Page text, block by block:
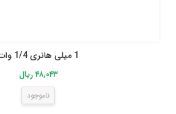
1 میلی هانری 1/4 وات
۴۸,۰۴۳ ریال
ناموجود